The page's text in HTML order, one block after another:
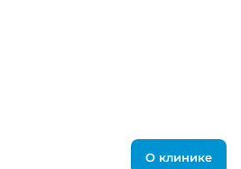
О клинике